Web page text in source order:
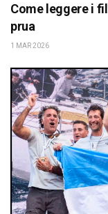
Come leggere i
prua
1 MAR 2026